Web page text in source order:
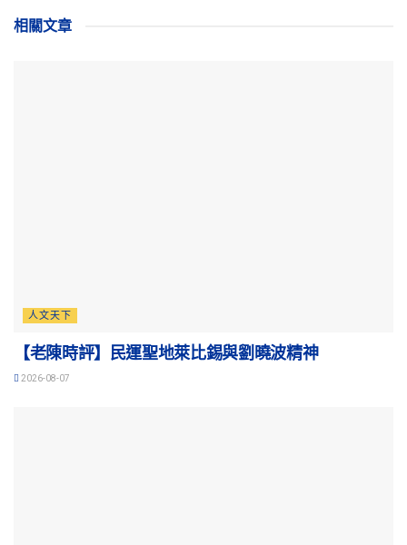
相關文章
人文天下
【老陳時評】民運聖地萊比錫與劉曉波精神
2026-08-07